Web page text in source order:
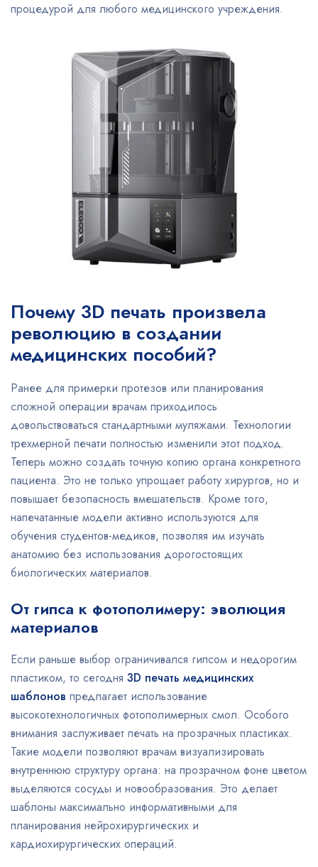
процедурой для любого медицинского учреждения.
Почему 3D печать произвела
революцию в создании
медицинских пособий?
Ранее для примерки протезов или планирования
сложной операции врачам приходилось
довольствоваться стандартными муляжами. Технологии
трехмерной печати полностью изменили этот подход.
Теперь можно создать точную копию органа конкретного
пациента. Это не только упрощает работу хирургов, но и
повышает безопасность вмешательств. Кроме того,
напечатанные модели активно используются для
обучения студентов-медиков, позволяя им изучать
анатомию без использования дорогостоящих
биологических материалов.
От гипса к фотополимеру: эволюция
материалов
Если раньше выбор ограничивался гипсом и недорогим
пластиком, то сегодня 3D печать медицинских
шаблонов предлагает использование
высокотехнологичных фотополимерных смол. Особого
внимания заслуживает печать на прозрачных пластиках.
Такие модели позволяют врачам визуализировать
внутреннюю структуру органа: на прозрачном фоне цветом
выделяются сосуды и новообразования. Это делает
шаблоны максимально информативными для
планирования нейрохирургических и
кардиохирургических операций.